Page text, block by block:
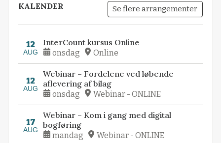
KALENDER Se flere arrangementer
12
AUG
InterCount kursus Online
onsdag Online
12
AUG
Webinar – Fordelene ved løbende
aflevering af bilag
onsdag Webinar - ONLINE
17
AUG
Webinar – Kom i gang med digital
bogføring
mandag Webinar - ONLINE